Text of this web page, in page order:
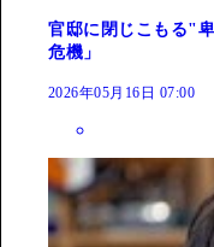
官邸に閉じこもる"
危機」
2026年05月16日 07:00